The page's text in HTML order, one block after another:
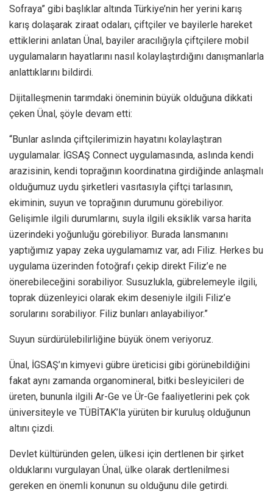
Sofraya” gibi başlıklar altında Türkiye’nin her yerini karış
karış dolaşarak ziraat odaları, çiftçiler ve bayilerle hareket
ettiklerini anlatan Ünal, bayiler aracılığıyla çiftçilere mobil
uygulamaların hayatlarını nasıl kolaylaştırdığını danışmanlarla
anlattıklarını bildirdi.
Dijitalleşmenin tarımdaki öneminin büyük olduğuna dikkati
çeken Ünal, şöyle devam etti:
“Bunlar aslında çiftçilerimizin hayatını kolaylaştıran
uygulamalar. İGSAŞ Connect uygulamasında, aslında kendi
arazisinin, kendi toprağının koordinatına girdiğinde anlaşmalı
olduğumuz uydu şirketleri vasıtasıyla çiftçi tarlasının,
ekiminin, suyun ve toprağının durumunu görebiliyor.
Gelişimle ilgili durumlarını, suyla ilgili eksiklik varsa harita
üzerindeki yoğunluğu görebiliyor. Burada lansmanını
yaptığımız yapay zeka uygulamamız var, adı Filiz. Herkes bu
uygulama üzerinden fotoğrafı çekip direkt Filiz’e ne
önerebileceğini sorabiliyor. Susuzlukla, gübrelemeyle ilgili,
toprak düzenleyici olarak ekim deseniyle ilgili Filiz’e
sorularını sorabiliyor. Filiz bunları anlayabiliyor.”
Suyun sürdürülebilirliğine büyük önem veriyoruz.
Ünal, İGSAŞ’ın kimyevi gübre üreticisi gibi görünebildiğini
fakat aynı zamanda organomineral, bitki besleyicileri de
üreten, bununla ilgili Ar-Ge ve Ür-Ge faaliyetlerini pek çok
üniversiteyle ve TÜBİTAK’la yürüten bir kuruluş olduğunun
altını çizdi.
Devlet kültüründen gelen, ülkesi için dertlenen bir şirket
olduklarını vurgulayan Ünal, ülke olarak dertlenilmesi
gereken en önemli konunun su olduğunu dile getirdi.